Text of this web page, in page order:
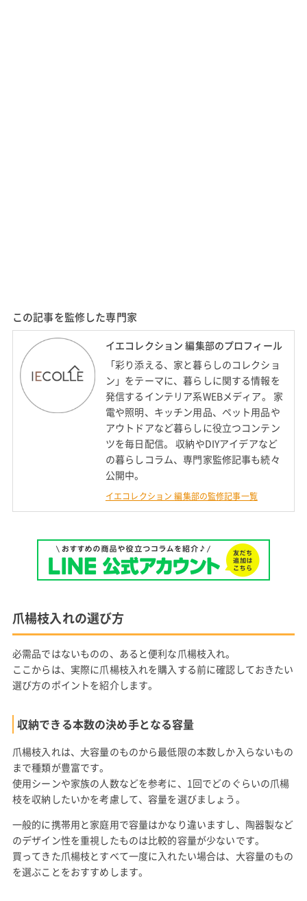
この記事を監修した専門家
イエコレクション 編集部のプロフィール
「彩り添える、家と暮らしのコレクショ
ン」をテーマに、暮らしに関する情報を
発信するインテリア系WEBメディア。 家
電や照明、キッチン用品、ペット用品や
アウトドアなど暮らしに役立つコンテン
ツを毎日配信。 収納やDIYアイデアなど
の暮らしコラム、専門家監修記事も続々
公開中。
イエコレクション 編集部の監修記事一覧
爪楊枝入れの選び方
必需品ではないものの、あると便利な爪楊枝入れ。
ここからは、実際に爪楊枝入れを購入する前に確認しておきたい
選び方のポイントを紹介します。
収納できる本数の決め手となる容量
爪楊枝入れは、大容量のものから最低限の本数しか入らないもの
まで種類が豊富です。
使用シーンや家族の人数などを参考に、1回でどのぐらいの爪楊
枝を収納したいかを考慮して、容量を選びましょう。
一般的に携帯用と家庭用で容量はかなり違いますし、陶器製など
のデザイン性を重視したものは比較的容量が少ないです。
買ってきた爪楊枝とすべて一度に入れたい場合は、大容量のもの
を選ぶことをおすすめします。